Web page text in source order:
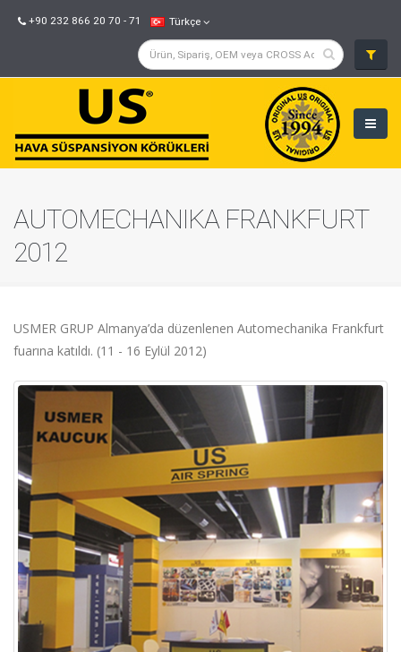
+90 232 866 20 70 - 71 Türkçe
AUTOMECHANIKA FRANKFURT
2012
USMER GRUP Almanya’da düzenlenen Automechanika Frankfurt
fuarına katıldı. (11 - 16 Eylül 2012)